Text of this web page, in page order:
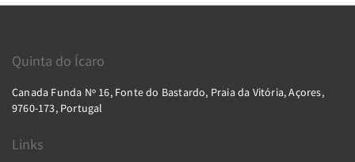
Quinta do Ícaro
Canada Funda Nº 16, Fonte do Bastardo, Praia da Vitória, Açores,
9760-173, Portugal
Links